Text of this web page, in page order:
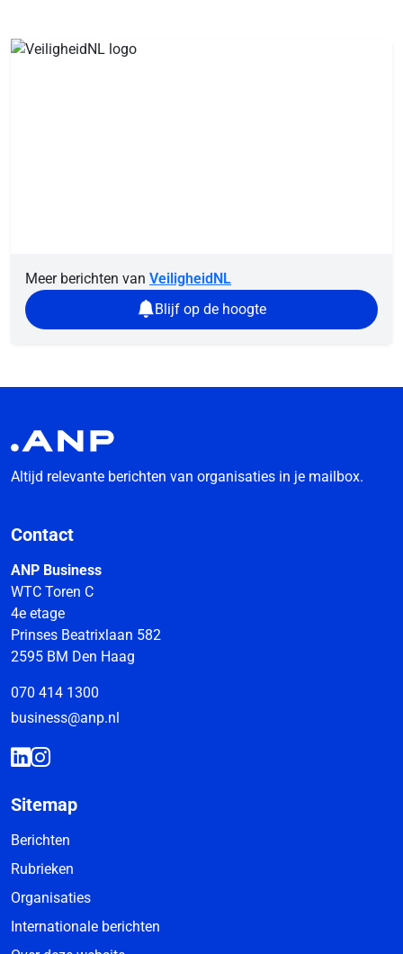
Meer berichten van VeiligheidNL
Blijf op de hoogte
Altijd relevante berichten van organisaties in je mailbox.
Contact
ANP Business
WTC Toren C
4e etage
Prinses Beatrixlaan 582
2595 BM Den Haag
070 414 1300
business@anp.nl
Sitemap
Berichten
Rubrieken
Organisaties
Internationale berichten